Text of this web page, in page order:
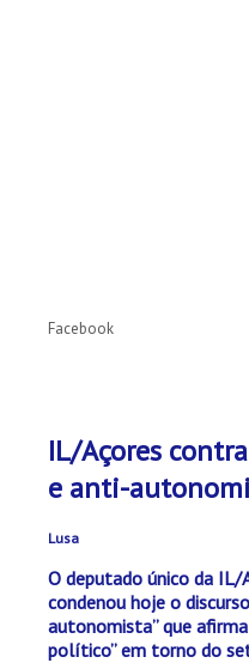
Facebook
IL/Açores
e anti-
Lusa
O deputado único da IL/
condenou hoje o
autonomista” que
político” em torno do